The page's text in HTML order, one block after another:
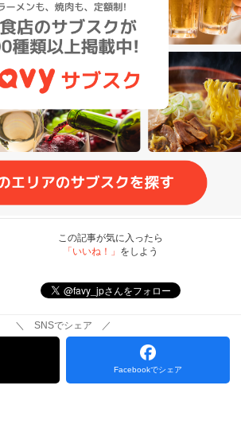
この記事が気に入ったら
「いいね！」 をしよう
＼ SNSでシェア ／
Facebookでシェア